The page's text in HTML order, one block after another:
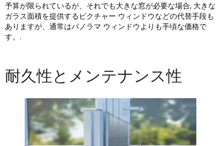
予算が限られているが、それでも大きな窓が必要な場合, 大きな
ガラス面積を提供するピクチャー ウィンドウなどの代替手段も
ありますが、通常はパノラマ ウィンドウよりも手頃な価格で
す。.
耐久性とメンテナンス性